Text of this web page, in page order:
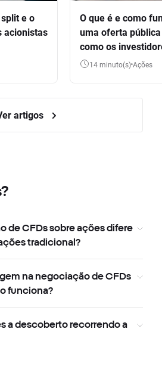
e o
acionistas
O que é e como
uma oferta
como os
participar
14 minuto(s) Ações
artigos
de CFDs sobre ações difere
tradicional?
na negociação de CFDs
funciona?
a descoberto recorrendo a